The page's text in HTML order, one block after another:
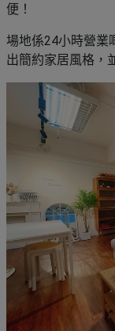
便！
場地係24小時營業
出簡約家居風格，